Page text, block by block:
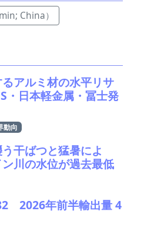
China）
アルミ材の水平リサ
・日本軽金属・冨士発
動向
干ばつと猛暑によ
川の水位が過去最低
2026年前半輸出量 4